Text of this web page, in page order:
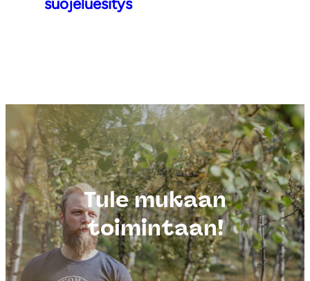
suojeluesitys
Tule mukaan
toimintaan!